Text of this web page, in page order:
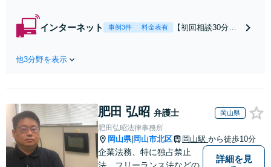
れたら、サインす
負担を軽減「弁護
士の交渉で慰謝料
交渉も対応可」
【完全個室対応】
インターネット 事例3件 料金表有
【初回相談30分無
報開示請求をおこ
お店の風評被害対
防止のために尽
力」加害者側の対
応可：開示請求の
他3分野を表示
肥田 弘昭 弁護士 岡山県
肥田弘昭法律事務所
岡山県| 岡山市北区 岡山駅 から徒歩10分
企業法務、特に独占禁止
法、フリーランス法などの
詳細を見